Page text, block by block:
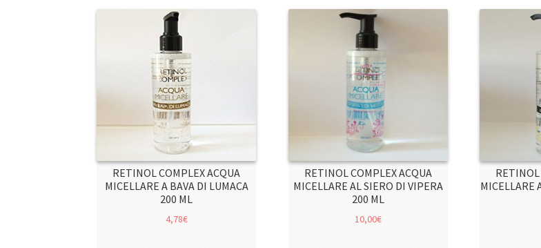
RETINOL COMPLEX ACQUA
MICELLARE A BAVA DI LUMACA
200 ML
4,78€
RETINOL COMPLEX ACQUA
MICELLARE AL SIERO DI VIPERA
200 ML
10,00€
RETINOL
MICELLARE